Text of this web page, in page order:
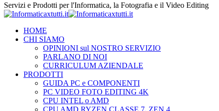
Servizi e Prodotti per l'Informatica, la Fotografia e il Video Editing
HOME
CHI SIAMO
OPINIONI sul NOSTRO SERVIZIO
PARLANO DI NOI
CURRICULUM AZIENDALE
PRODOTTI
GUIDA PC e COMPONENTI
PC VIDEO FOTO EDITING 4K
CPU INTEL o AMD
CPU AMD RYZEN CLASSE 7, ZEN 4